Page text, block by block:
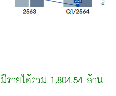
รายได้รวม 1,804.54 ล้าน